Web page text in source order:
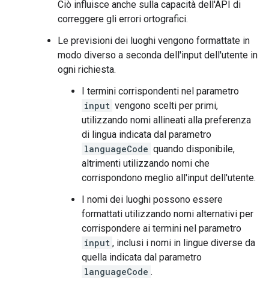
Ciò influisce anche sulla capacità dell'API di
correggere gli errori ortografici.
Le previsioni dei luoghi vengono formattate in
modo diverso a seconda dell'input dell'utente in
ogni richiesta.
I termini corrispondenti nel parametro
input vengono scelti per primi,
utilizzando nomi allineati alla preferenza
di lingua indicata dal parametro
languageCode quando disponibile,
altrimenti utilizzando nomi che
corrispondono meglio all'input dell'utente.
I nomi dei luoghi possono essere
formattati utilizzando nomi alternativi per
corrispondere ai termini nel parametro
input , inclusi i nomi in lingue diverse da
quella indicata dal parametro
languageCode .